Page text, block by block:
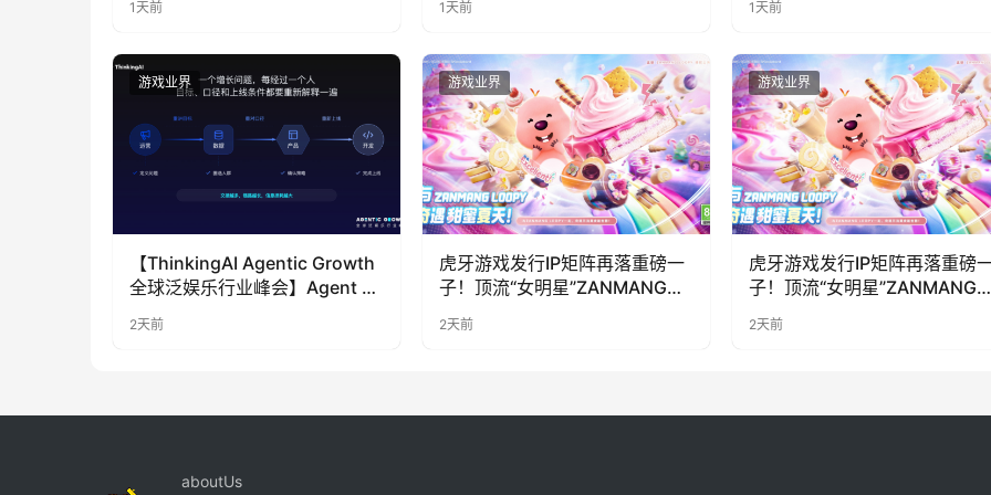
1天前 1天前 1天前
游戏业界
【ThinkingAI Agentic Growth
全球泛娱乐行业峰会】Agent 时
2天前
游戏业界
虎牙游戏发行IP矩阵再落重磅一
子！顶流“女明星”ZANMANG
奇遇》惊喜曝光
2天前
游戏业界
虎牙游戏发行IP矩阵再落重磅
子！顶流“女明星”ZANMANG
奇遇》惊喜曝光
2天前
aboutUs